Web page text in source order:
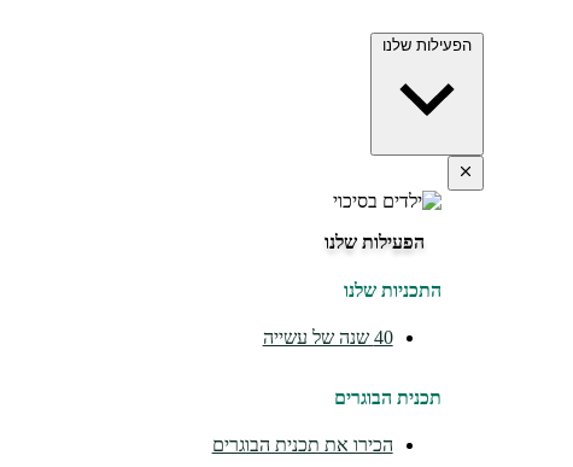
הפעילות שלנו
הפעילות שלנו
התכניות שלנו
40 שנה של עשייה
תכנית הבוגרים
הכירו את תכנית הבוגרים